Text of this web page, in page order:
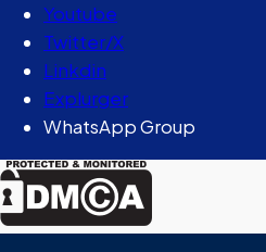
Youtube
Twitter/X
Linkdin
Explurger
WhatsApp Group